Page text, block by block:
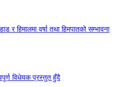
र हिमालमा वर्षा तथा हिमपातको सम्भावना
विधेयक प्रस्तुत हुँदै